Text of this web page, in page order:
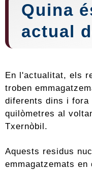
Quina
actual
En l'actualitat, els
troben
diferents dins i fora
quilòmetres al
Txernòbil.
Aquests residus
emmagatzemats